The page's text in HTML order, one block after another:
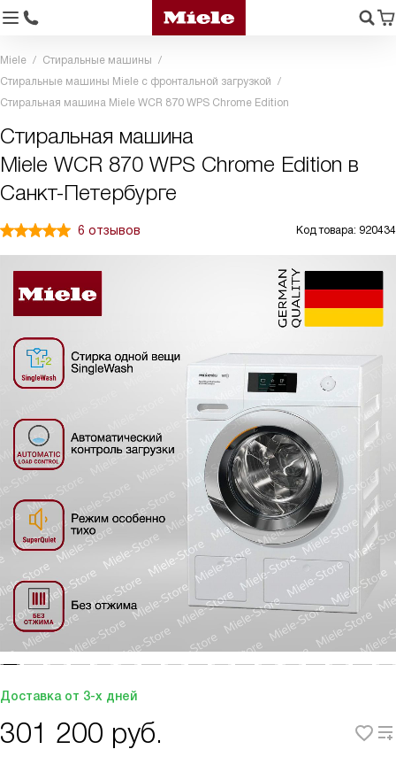
Miele
Стиральные машины
Стиральные машины Miele с фронтальной загрузкой
Стиральная машина Miele WCR 870 WPS Chrome Edition
Стиральная машина
Miele WCR 870 WPS Chrome Edition в
Санкт-Петербурге
6 отзывов Код товара: 920434
Доставка от 3-х дней
301 200 руб.